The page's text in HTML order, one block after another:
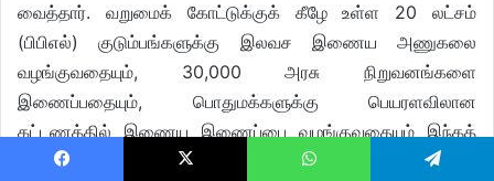
வைத்தார். வறுமைக் கோட்டுக்குக் கீழே உள்ள 20 லட்சம்
(பிபிஎல்) குடும்பங்களுக்கு இலவச இணைய அணுகலை
வழங்குவதையும், 30,000 அரசு நிறுவனங்களை
இணைப்பதையும், பொதுமக்களுக்கு பெயரளவிலான
கட்டணத்தில் இணைய இணைப்பை வழங்குவதையும் இந்தத்
திட்டம் நோக்கமாகக் கொண்டுள்ளது.